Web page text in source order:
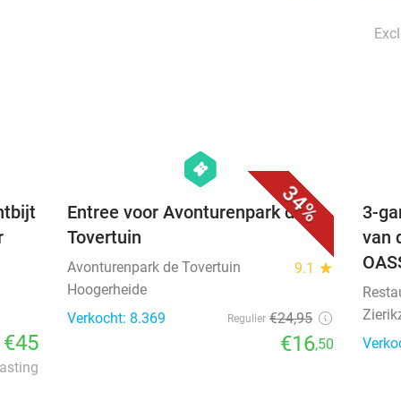
€45
34%
hexagon
events
Entree voor Avonturenpark de
Tovertuin
Avonturenpark de Tovertuin 9.1 star
Hoogerheide
Verkocht: 8.369
Regulier €24,95
€16,50
3-
van